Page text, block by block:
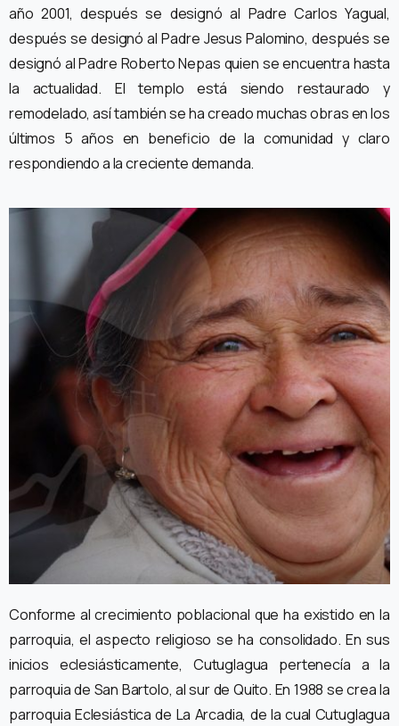
año 2001, después se designó al Padre Carlos Yagual,
después se designó al Padre Jesus Palomino, después se
designó al Padre Roberto Nepas quien se encuentra hasta
la actualidad. El templo está siendo restaurado y
remodelado, así también se ha creado muchas obras en los
últimos 5 años en beneficio de la comunidad y claro
respondiendo a la creciente demanda.
Conforme al crecimiento poblacional que ha existido en la
parroquia, el aspecto religioso se ha consolidado. En sus
inicios eclesiásticamente, Cutuglagua pertenecía a la
parroquia de San Bartolo, al sur de Quito. En 1988 se crea la
parroquia Eclesiástica de La Arcadia, de la cual Cutuglagua